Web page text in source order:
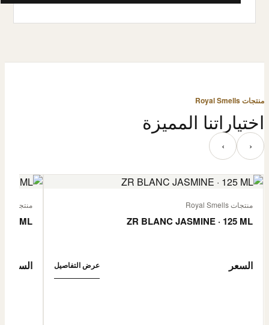
منتجات Royal Smells
اختياراتنا المميزة
‹ ›
منتجات Royal Smells
ZR BLANC JASMINE · 125 ML
السعر عرض التفاصيل
منتجات Royal Smells
ML
السعر